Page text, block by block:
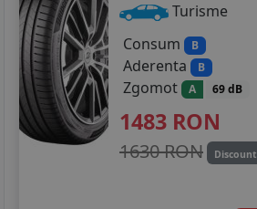
Turisme
Consum
B
Aderenta B
Zgomot A 69 dB
1483 RON
1630 RON Discount